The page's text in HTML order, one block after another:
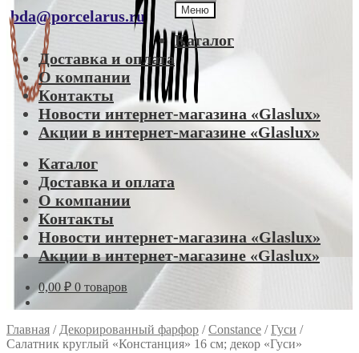
bda@porcelarus.ru
Меню
Каталог
Доставка и оплата
О компании
Контакты
Новости интернет-магазина «Glaslux»
Акции в интернет-магазине «Glaslux»
Каталог
Доставка и оплата
О компании
Контакты
Новости интернет-магазина «Glaslux»
Акции в интернет-магазине «Glaslux»
0,00 ₽ 0 товаров
Главная / Декорированный фарфор /Constance /Гуси /
Салатник круглый «Констанция» 16 см; декор «Гуси»